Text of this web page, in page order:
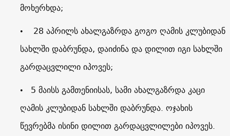
მოხერხდა;
• 28 აპრილს ახალგაზრდა გოგო ღამის კლუბიდან
სახლში დაბრუნდა, დაიძინა და დილით იგი სახლში
გარდაცვლილი იპოვეს;
• 5 მაისს გამთენიისას, სამი ახალგაზრდა კაცი
ღამის კლუბიდან სახლში დაბრუნდა. ოჯახის
წევრებმა ისინი დილით გარდაცვლილები იპოვეს.